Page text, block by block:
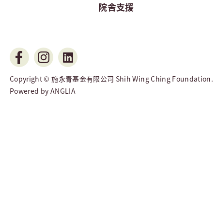
院舍支援
Copyright © 施永青基金有限公司 Shih Wing Ching Foundation.
Powered by ANGLIA